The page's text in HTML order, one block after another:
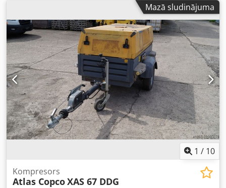
Mazā sludinājuma
1 / 10
Kompresors
Atlas CopcoXAS 67 DDG